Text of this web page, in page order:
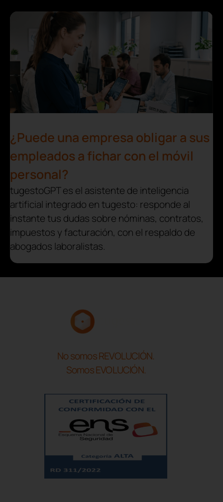
¿Puede una empresa obligar a sus
empleados a fichar con el móvil
personal?
tugestoGPT es el asistente de inteligencia
artificial integrado en tugesto: responde al
instante tus dudas sobre nóminas, contratos,
impuestos y facturación, con el respaldo de
abogados laboralistas.
No somos REVOLUCIÓN.
Somos EVOLUCIÓN.